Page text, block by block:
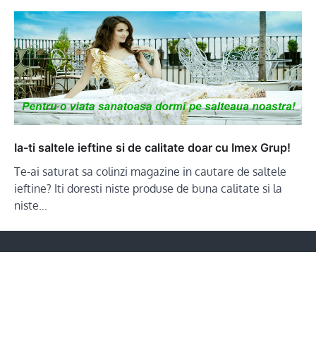
Ia-ti saltele ieftine si de calitate doar cu Imex Grup!
Te-ai saturat sa colinzi magazine in cautare de saltele
ieftine? Iti doresti niste produse de buna calitate si la
niste…